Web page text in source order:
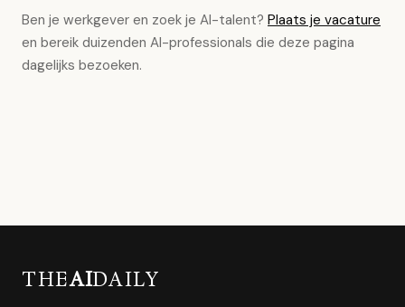
Ben je werkgever en zoek je AI-talent? Plaats je vacature
en bereik duizenden AI-professionals die deze pagina
dagelijks bezoeken.
THEAIDAILY